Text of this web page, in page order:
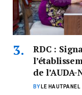
RDC :
de l’AUDA-
BY LE HAUTPANEL